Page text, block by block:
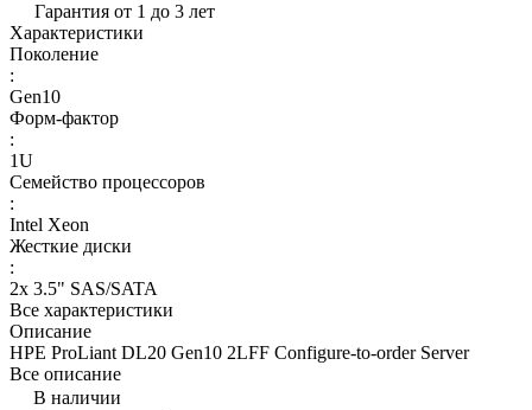
Гарантия от 1 до 3 лет
Характеристики
Поколение
:
Gen10
Форм-фактор
:
1U
Семейство процессоров
:
Intel Xeon
Жесткие диски
:
2x 3.5" SAS/SATA
Все характеристики
Описание
HPE ProLiant DL20 Gen10 2LFF Configure-to-order Server
Все описание
В наличии